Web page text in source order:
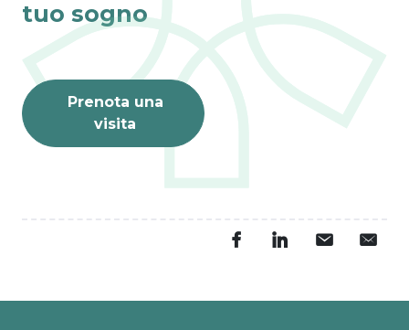
tuo sogno
Prenota una
visita
VISITE ONLINE
GRATIS
tuoi sogni.